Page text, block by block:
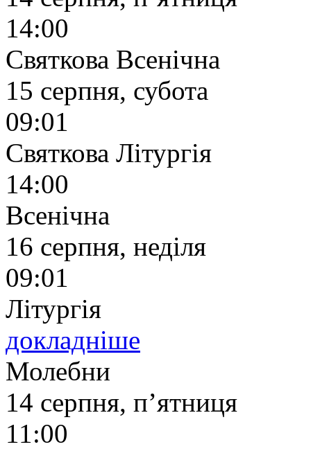
14:00
Святкова Всенічна
15 серпня, субота
09:01
Святкова Літургія
14:00
Всенічна
16 серпня, неділя
09:01
Літургія
докладніше
Молебни
14 серпня, п’ятниця
11:00